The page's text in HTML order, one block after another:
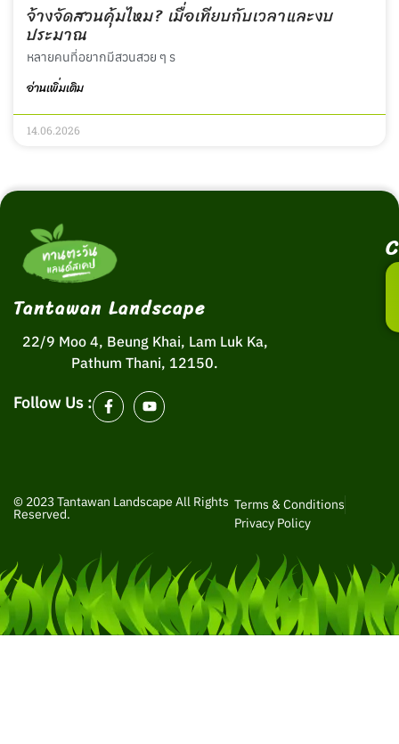
จ้างจัดสวนคุ้มไหม? เมื่อเทียบกับเวลาและงบ
ประมาณ
หลายคนที่อยากมีสวนสวย ๆ ร
อ่านเพิ่มเติม
14.06.2026
Tantawan Landscape
22/9 Moo 4, Beung Khai, Lam Luk Ka,
Pathum Thani, 12150.
Follow Us :
© 2023 Tantawan Landscape All Rights
Reserved.
Terms & Conditions
Privacy Policy